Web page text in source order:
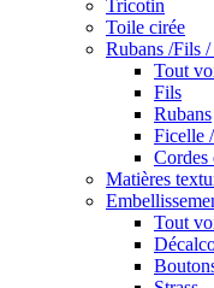
Tricotin
Toile cirée
Rubans /Fils
Tout
Fils
Rubans
Ficelle
Cordes
Matières
Tout